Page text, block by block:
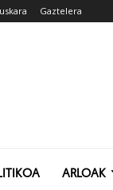
Gaztelera
ARLOAK